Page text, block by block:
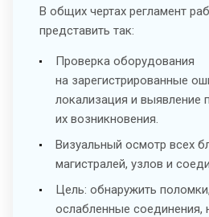
В общих чертах регламент
представить так:
Проверка оборудования
на зарегистрированные
локализация и выявление
их возникновения.
Визуальный осмотр всех
магистралей, узлов и
Цель: обнаружить
ослабленные соединения,